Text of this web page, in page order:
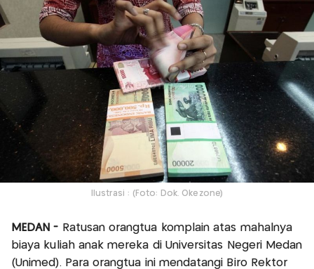
Ilustrasi : (Foto: Dok. Okezone)
MEDAN - Ratusan orangtua komplain atas mahalnya
biaya kuliah anak mereka di Universitas Negeri Medan
(Unimed). Para orangtua ini mendatangi Biro Rektor